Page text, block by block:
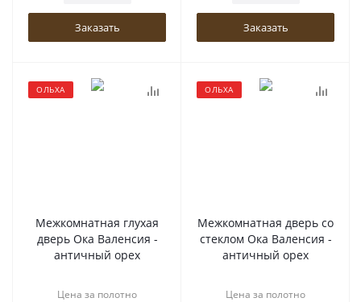
Заказать Заказать
ОЛЬХА
Межкомнатная глухая
дверь Ока Валенсия -
античный орех
Цена за полотно
ОЛЬХА
Межкомнатная дверь со
стеклом Ока Валенсия -
античный орех
Цена за полотно